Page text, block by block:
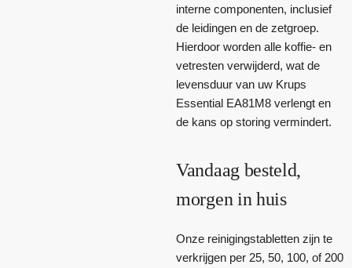
interne componenten, inclusief
de leidingen en de zetgroep.
Hierdoor worden alle koffie- en
vetresten verwijderd, wat de
levensduur van uw Krups
Essential EA81M8 verlengt en
de kans op storing vermindert.
Vandaag besteld,
morgen in huis
Onze reinigingstabletten zijn te
verkrijgen per 25, 50, 100, of 200